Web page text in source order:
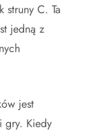
struny C. Ta
jedną z
jest
gry. Kiedy